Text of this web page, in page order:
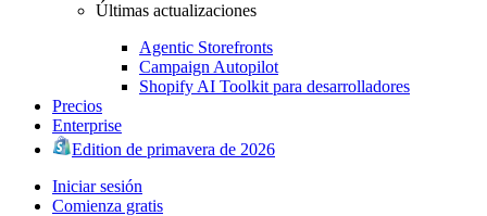
Últimas actualizaciones
Agentic Storefronts
Campaign Autopilot
Shopify AI Toolkit para desarrolladores
Precios
Enterprise
Edition de primavera de 2026
Iniciar sesión
Comienza gratis